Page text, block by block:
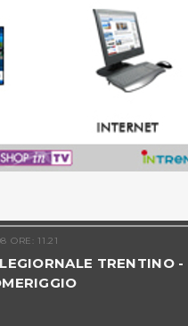
ORE: 11.21
TRENTINO -